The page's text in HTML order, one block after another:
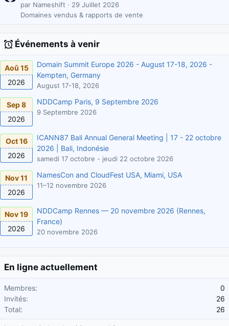
par Nameshift
29 Juillet 2026
Domaines vendus & rapports de vente
Événements à venir
Aoû 15
2026
Domain Summit Europe 2026 - August 17-18, 2026 -
Kempten, Germany
August 17-18, 2026
Sep 8
2026
NDDCamp Paris, 9 Septembre 2026
9 Septembre 2026
Oct 16
2026
ICANN87 Bali Annual General Meeting | 17 - 22 octobre
2026 | Bali, Indonésie
samedi 17 octobre - jeudi 22 octobre 2026
Nov 11
2026
NamesCon and CloudFest USA, Miami, USA
11–12 novembre 2026
Nov 19
2026
NDDCamp Rennes — 20 novembre 2026 (Rennes,
France)
20 novembre 2026
En ligne actuellement
Membres
0
Invités
26
Total
26